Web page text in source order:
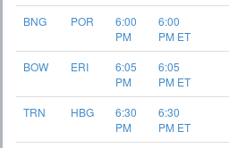
BNG
POR
6:00
PM
6:00
PM ET
BOW
ERI
6:05
PM
6:05
PM ET
TRN
HBG
6:30
PM
6:30
PM ET